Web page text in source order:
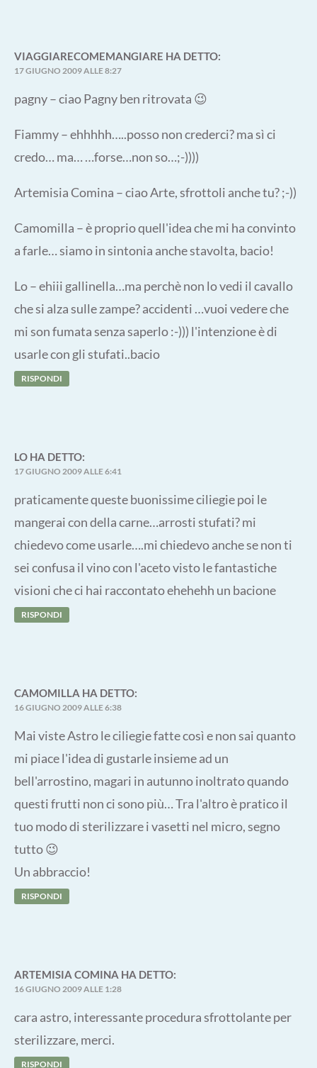
VIAGGIARECOMEMANGIARE HA DETTO:
17 GIUGNO 2009 ALLE 8:27
pagny – ciao Pagny ben ritrovata 😉
Fiammy – ehhhhh…..posso non crederci? ma sì ci
credo… ma… …forse…non so…;-))))
Artemisia Comina – ciao Arte, sfrottoli anche tu? ;-))
Camomilla – è proprio quell'idea che mi ha convinto
a farle… siamo in sintonia anche stavolta, bacio!
Lo – ehiii gallinella…ma perchè non lo vedi il cavallo
che si alza sulle zampe? accidenti …vuoi vedere che
mi son fumata senza saperlo :-))) l'intenzione è di
usarle con gli stufati..bacio
RISPONDI
LO HA DETTO:
17 GIUGNO 2009 ALLE 6:41
praticamente queste buonissime ciliegie poi le
mangerai con della carne…arrosti stufati? mi
chiedevo come usarle….mi chiedevo anche se non ti
sei confusa il vino con l'aceto visto le fantastiche
visioni che ci hai raccontato ehehehh un bacione
RISPONDI
CAMOMILLA HA DETTO:
16 GIUGNO 2009 ALLE 6:38
Mai viste Astro le ciliegie fatte così e non sai quanto
mi piace l'idea di gustarle insieme ad un
bell'arrostino, magari in autunno inoltrato quando
questi frutti non ci sono più… Tra l'altro è pratico il
tuo modo di sterilizzare i vasetti nel micro, segno
tutto 😉
Un abbraccio!
RISPONDI
ARTEMISIA COMINA HA DETTO:
16 GIUGNO 2009 ALLE 1:28
cara astro, interessante procedura sfrottolante per
sterilizzare, merci.
RISPONDI